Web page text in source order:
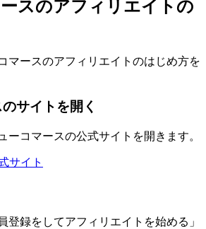
スのアフィリエイトの
マースのアフィリエイトのはじめ方を
サイトを開く
ーコマースの公式サイトを開きます。
サイト
登録をしてアフィリエイトを始める」